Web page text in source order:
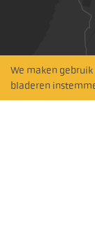
Hitta
We maken
bladeren